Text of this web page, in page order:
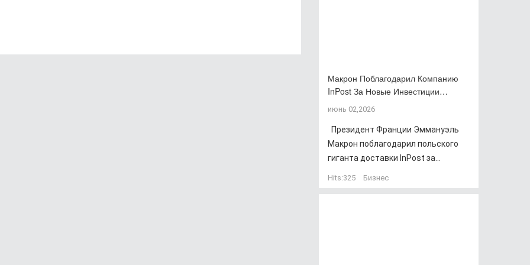
Макрон Поблагодарил Компанию
InPost За Новые Инвестиции…
июнь 02,2026
Президент Франции Эммануэль
Макрон поблагодарил польского
гиганта доставки InPost за...
Hits:325 Бизнес